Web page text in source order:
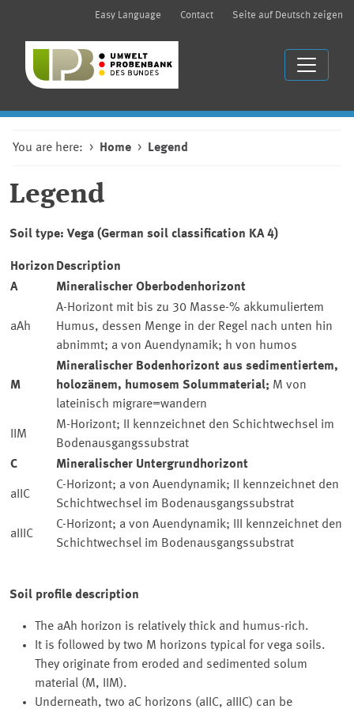
Easy Language Contact Seite auf Deutsch zeigen
You are here: Home Legend
Legend
Soil type: Vega (German soil classification KA 4)
Horizon Description
A
Mineralischer Oberbodenhorizont
aAh
A-Horizont mit bis zu 30 Masse-% akkumuliertem
Humus, dessen Menge in der Regel nach unten hin
abnimmt; a von Auendynamik; h von humos
M
Mineralischer Bodenhorizont aus sedimentiertem,
holozänem, humosem Solummaterial; M von
lateinisch migrare=wandern
IIM
M-Horizont; II kennzeichnet den Schichtwechsel im
Bodenausgangssubstrat
C
Mineralischer Untergrundhorizont
aIIC
C-Horizont; a von Auendynamik; II kennzeichnet den
Schichtwechsel im Bodenausgangssubstrat
aIIIC
C-Horizont; a von Auendynamik; III kennzeichnet den
Schichtwechsel im Bodenausgangssubstrat
Soil profile description
The aAh horizon is relatively thick and humus-rich.
It is followed by two M horizons typical for vega soils.
They originate from eroded and sedimented solum
material (M, IIM).
Underneath, two aC horizons (aIIC, aIIIC) can be